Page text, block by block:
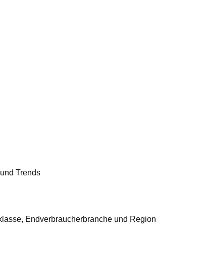
Trends
Endverbraucherbranche und Region